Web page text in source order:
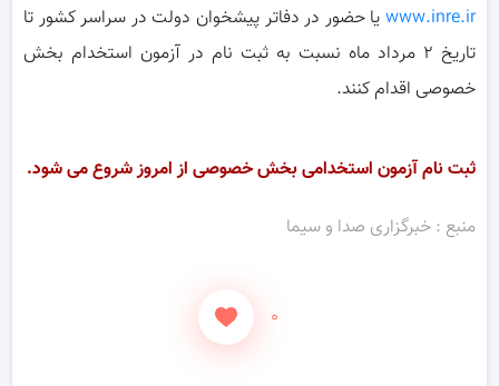
www.inre.ir یا حضور در دفاتر پیشخوان دولت در سراسر کشور تا
تاریخ ۲ مرداد ماه نسبت به ثبت ‌نام در آزمون استخدام بخش
خصوصی اقدام کنند.
ثبت نام آزمون استخدامی بخش خصوصی از امروز شروع می شود.
منبع : خبرگزاری صدا و سیما
۰